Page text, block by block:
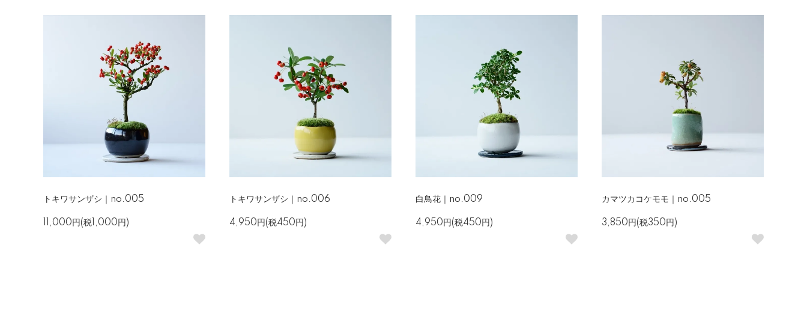
トキワサンザシ｜no.005
11,000円(税1,000円)
トキワサンザシ｜no.006
4,950円(税450円)
白鳥花｜no.009
4,950円(税450円)
カマツカコケモモ｜no.005
3,850円(税350円)